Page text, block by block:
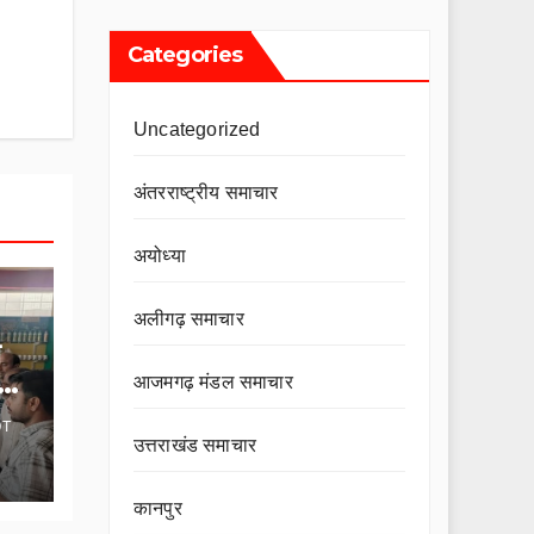
Categories
Uncategorized
अंतरराष्ट्रीय समाचार
अयोध्या
अलीगढ़ समाचार
आजमगढ़ मंडल समाचार
उत्तराखंड समाचार
कानपुर